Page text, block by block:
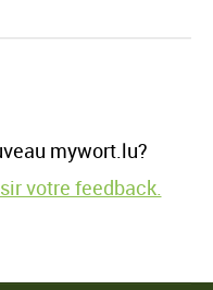
mywort.lu?
votre feedback.